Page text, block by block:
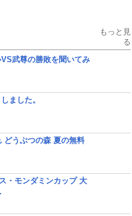
もっと見
る
VS武尊の勝敗を聞いてみ
ました。
どうぶつの森 夏の無料
・モンダミンカップ 大